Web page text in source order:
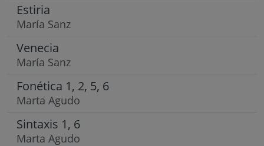
Estiria
María Sanz
Venecia
María Sanz
Fonética 1, 2, 5, 6
Marta Agudo
Sintaxis 1, 6
Marta Agudo